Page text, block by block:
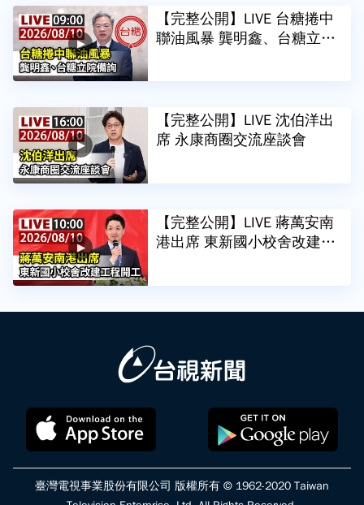
【完整公開】LIVE 台糖捲中
聯油風暴 龔明鑫、台糖立院
【完整公開】LIVE 沈伯洋出
席 永康商圈交流座談會
【完整公開】LIVE 蔣萬安南
港出席 東新國小校舍改建工
臺灣電視事業股份有限公司 版權所有 © 1962-2020 Taiwan